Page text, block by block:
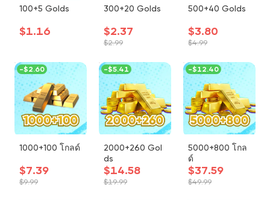
100+5 Golds
$1.16
300+20 Golds
$2.37
$2.99
500+40 Golds
$3.80
$4.99
1000+100 โกลด์
$7.39
$9.99
-$2.60
2000+260 Gol
ds
$14.58
$19.99
-$5.41
5000+800 โกล
ด์
$37.59
$49.99
-$12.40